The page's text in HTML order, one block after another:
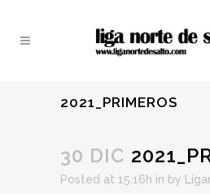
2021_PRIMEROS
30 DIC
Posted at 15:16h in by